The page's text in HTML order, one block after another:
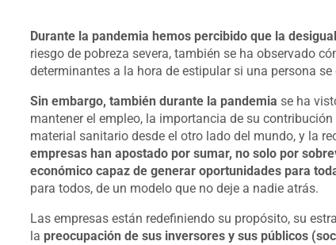
Durante la pandemia hemos percibido que la
riesgo de pobreza severa, también se ha observado
determinantes a la hora de estipular si una persona se
Sin embargo, también durante la pandemia se ha
mantener el empleo, la importancia de su
material sanitario desde el otro lado del mundo, y la
empresas han apostado por sumar, no solo por
económico capaz de generar oportunidades para
para todos, de un modelo que no deje a nadie atrás.
Las empresas están redefiniendo su propósito, su
la preocupación de sus inversores y sus públicos